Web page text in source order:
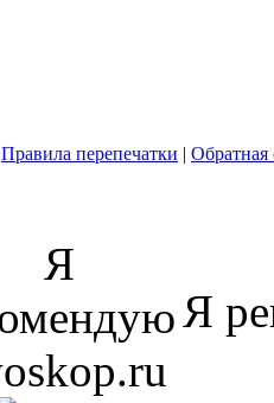
Правила перепечатки | Обратная
Я